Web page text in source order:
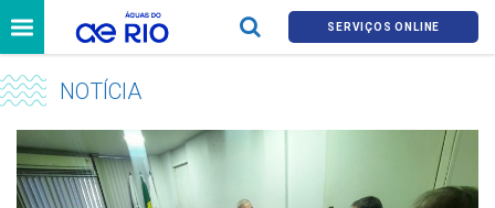
SERVIÇOS ONLINE
NOTÍCIA